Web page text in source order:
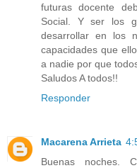
futuras docente
Social. Y ser los
desarrollar en los
capacidades que
a nadie por que
Saludos A todos!!
Responder
Macarena Arrieta
Buenas noches.